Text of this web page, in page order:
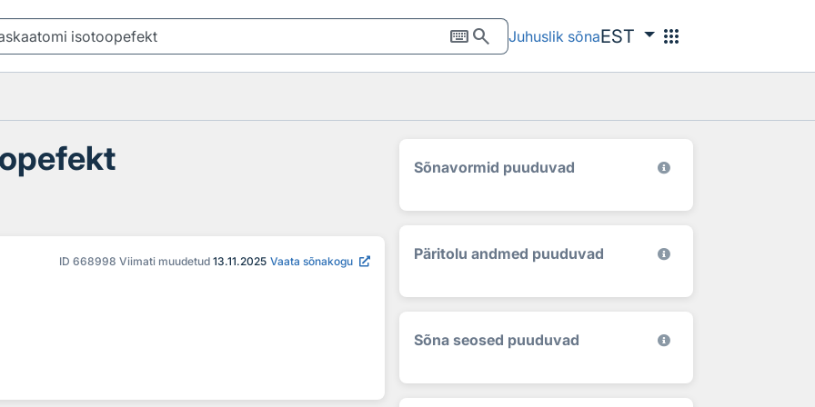
keyboardsearch Juhuslik sõnaEST apps
ID 668998 Viimati muudetud 13.11.2025 Vaata sõnakogu
Sõnavormid puuduvad
Päritolu andmed puuduvad
Sõna seosed puuduvad